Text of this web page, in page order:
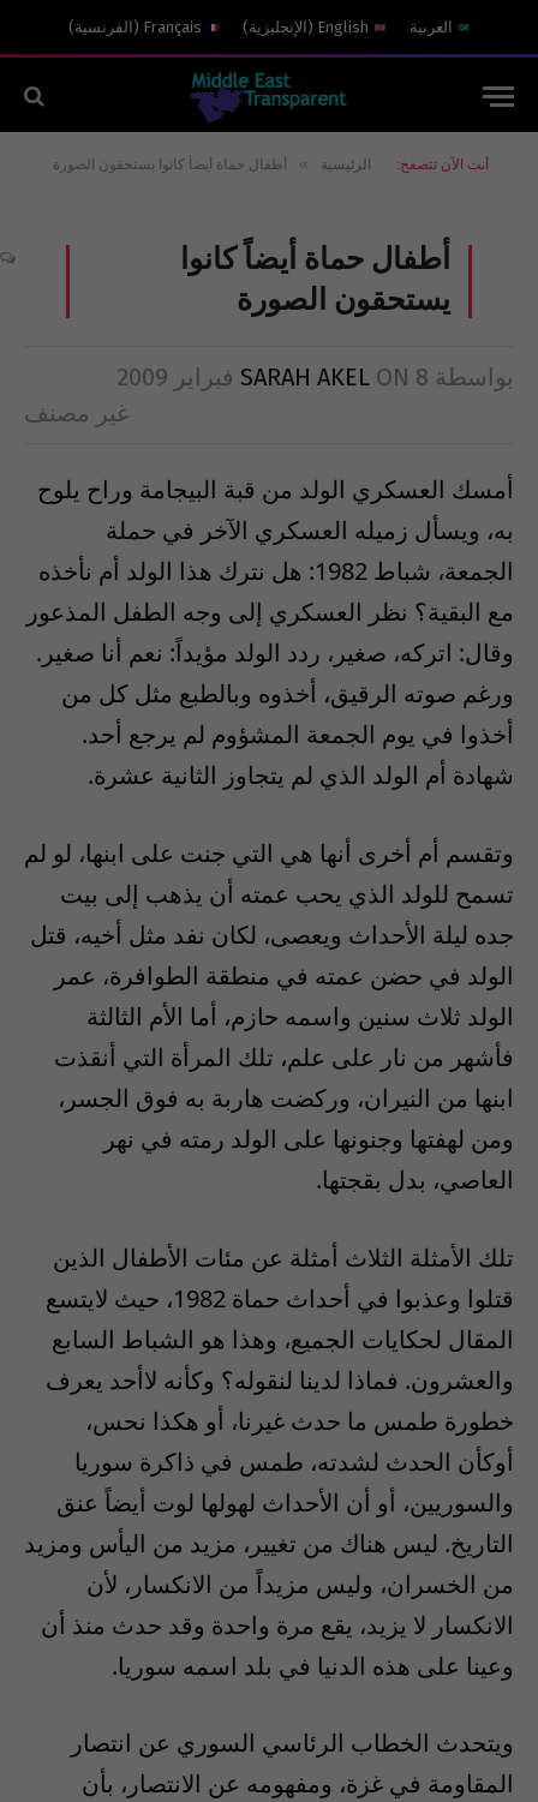
العربية English
( الإنجليزية)
Français
( الفرنسية)
أنت الآن تتصفح: الرئيسية » أطفال حماة أيضاً كانوا يستحقون الصورة
أطفال حماة أيضاً كانوا
يستحقون الصورة
بواسطة SARAH AKEL ON 8 فبراير 2009
غير مصنف
أمسك العسكري الولد من قبة البيجامة وراح يلوح
به، ويسأل زميله العسكري الآخر في حملة
الجمعة، شباط 1982: هل نترك هذا الولد أم نأخذه
مع البقية؟ نظر العسكري إلى وجه الطفل المذعور
وقال: اتركه، صغير، ردد الولد مؤيداً: نعم أنا صغير.
ورغم صوته الرقيق، أخذوه وبالطبع مثل كل من
أخذوا في يوم الجمعة المشؤوم لم يرجع أحد.
شهادة أم الولد الذي لم يتجاوز الثانية عشرة.
وتقسم أم أخرى أنها هي التي جنت على ابنها، لو لم
تسمح للولد الذي يحب عمته أن يذهب إلى بيت
جده ليلة الأحداث ويعصى، لكان نفد مثل أخيه، قتل
الولد في حضن عمته في منطقة الطوافرة، عمر
الولد ثلاث سنين واسمه حازم، أما الأم الثالثة
فأشهر من نار على علم، تلك المرأة التي أنقذت
ابنها من النيران، وركضت هاربة به فوق الجسر،
ومن لهفتها وجنونها على الولد رمته في نهر
العاصي، بدل بقجتها.
تلك الأمثلة الثلاث أمثلة عن مئات الأطفال الذين
قتلوا وعذبوا في أحداث حماة 1982، حيث لايتسع
المقال لحكايات الجميع، وهذا هو الشباط السابع
والعشرون. فماذا لدينا لنقوله؟ وكأنه لاأحد يعرف
خطورة طمس ما حدث غيرنا، أو هكذا نحس،
أوكأن الحدث لشدته، طمس في ذاكرة سوريا
والسوريين، أو أن الأحداث لهولها لوت أيضاً عنق
التاريخ. ليس هناك من تغيير، مزيد من اليأس ومزيد
من الخسران، وليس مزيداً من الانكسار، لأن
الانكسار لا يزيد، يقع مرة واحدة وقد حدث منذ أن
وعينا على هذه الدنيا في بلد اسمه سوريا.
ويتحدث الخطاب الرئاسي السوري عن انتصار
المقاومة في غزة، ومفهومه عن الانتصار، بأن